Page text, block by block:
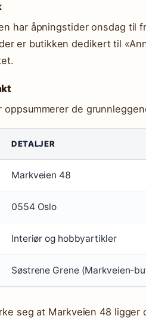
har åpningstider onsdag til
er butikken dedikert til
oppsummerer de
DETALJER
Markveien 48
0554 Oslo
Interiør og hobbyartikler
Søstrene Grene (Markveien-
seg at Markveien 48 ligger